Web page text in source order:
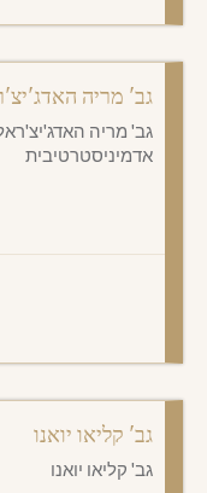
גב' מריה
גב' מריה
אדמיניסטרטיבית
גב' קליאו יואנו
גב' קליאו יואנו